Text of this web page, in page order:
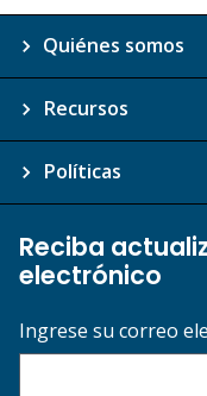
Quiénes somos
Recursos
Políticas
Reciba
electrónico
Ingrese su correo